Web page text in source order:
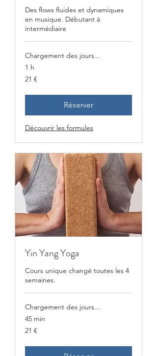
Des flows fluides et dynamiques
en musique. Débutant à
intermédiaire
Chargement des jours...
1 h
21
euros
21 €
Réserver
Découvrir les formules
Yin Yang Yoga
Cours unique changé toutes les 4
semaines.
Chargement des jours...
45 min
21
euros
21 €